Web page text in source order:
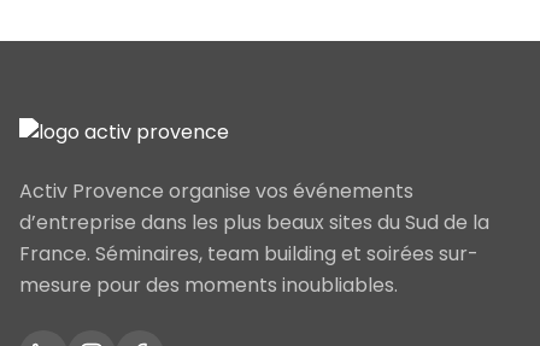
Activ Provence organise vos événements
d’entreprise dans les plus beaux sites du Sud de la
France. Séminaires, team building et soirées sur-
mesure pour des moments inoubliables.